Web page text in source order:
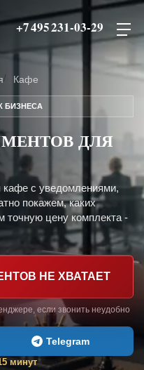
+7 495 231-03-29
Кафе
БИЗНЕСА
ДЛЯ
с уведомлениями,
покажем, каких
точную цену комплекта -
НЕ ХВАТАЕТ
если звонить неудобно
Telegram
минут